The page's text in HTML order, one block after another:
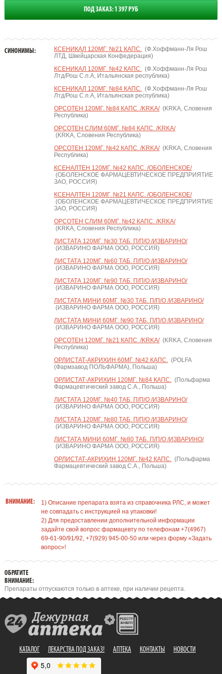
ПОД ЗАКАЗ: 1 397 РУБ
СИНОНИМЫ: КСЕНИКАЛ 120МГ. №21 КАПС.(Ф.Хоффманн-Ля Рош
ЛТД, Швейцарская Конфедерация)
КСЕНИКАЛ 120МГ. №42 КАПС.(Ф.Хоффманн-Ля Рош
Лтд/Рош С.п.А, Итальянская республика)
КСЕНИКАЛ 120МГ. №84 КАПС.(Ф.Хоффманн-Ля Рош
Лтд/Рош С.п.А, Итальянская республика)
ОРСОТЕН 120МГ. №84 КАПС. /KRKA/(KRKA, Словения
Республика)
ОРСОТЕН СЛИМ 60МГ. №84 КАПС. /KRKA/
(KRKA, Словения Республика)
ОРСОТЕН 120МГ. №42 КАПС. /KRKA/(KRKA, Словения
Республика)
КСЕНАЛТЕН 120МГ. №42 КАПС. /ОБОЛЕНСКОЕ/
(ОБОЛЕНСКОЕ ФАРМАЦЕВТИЧЕСКОЕ ПРЕДПРИЯТИЕ
ЗАО, РОССИЯ)
КСЕНАЛТЕН 120МГ. №21 КАПС. /ОБОЛЕНСКОЕ/
(ОБОЛЕНСКОЕ ФАРМАЦЕВТИЧЕСКОЕ ПРЕДПРИЯТИЕ
ЗАО, РОССИЯ)
ОРСОТЕН СЛИМ 60МГ. №42 КАПС. /KRKA/
(KRKA, Словения Республика)
ЛИСТАТА 120МГ. №30 ТАБ. П/П/О /ИЗВАРИНО/
(ИЗВАРИНО ФАРМА ООО, РОССИЯ)
ЛИСТАТА 120МГ. №60 ТАБ. П/П/О /ИЗВАРИНО/
(ИЗВАРИНО ФАРМА ООО, РОССИЯ)
ЛИСТАТА 120МГ. №90 ТАБ. П/П/О /ИЗВАРИНО/
(ИЗВАРИНО ФАРМА ООО, РОССИЯ)
ЛИСТАТА МИНИ 60МГ. №30 ТАБ. П/П/О /ИЗВАРИНО/
(ИЗВАРИНО ФАРМА ООО, РОССИЯ)
ЛИСТАТА МИНИ 60МГ. №90 ТАБ. П/П/О /ИЗВАРИНО/
(ИЗВАРИНО ФАРМА ООО, РОССИЯ)
ОРСОТЕН 120МГ. №21 КАПС. /KRKA/(KRKA, Словения
Республика)
ОРЛИСТАТ-АКРИХИН 60МГ. №42 КАПС.(POLFA
(Фармзавод ПОЛЬФАРМА), Польша)
ОРЛИСТАТ-АКРИХИН 120МГ. №84 КАПС.(Польфарма
Фармацевтический завод С.А., Польша)
ЛИСТАТА 120МГ. №40 ТАБ. П/П/О /ИЗВАРИНО/
(ИЗВАРИНО ФАРМА ООО, РОССИЯ)
ЛИСТАТА 120МГ. №80 ТАБ. П/П/О /ИЗВАРИНО/
(ИЗВАРИНО ФАРМА ООО, РОССИЯ)
ЛИСТАТА МИНИ 60МГ. №80 ТАБ. П/П/О /ИЗВАРИНО/
(ИЗВАРИНО ФАРМА ООО, РОССИЯ)
ОРЛИСТАТ-АКРИХИН 120МГ. №42 КАПС.(Польфарма
Фармацевтический завод С.А., Польша)
ВНИМАНИЕ:
1) Описание препарата взята из справочника РЛС, и может
не совпадать с инструкцией на упаковки!
2) Для предоставлении дополнительной информации
задайте свой вопрос фармацевту по телефонам +7(4967)
69-61-90/91/92, +7(929) 945-00-50 или через форму «Задать
вопрос»!
ОБРАТИТЕ
ВНИМАНИЕ:
Препараты отпускаются только в аптеке, при наличии рецепта.
КАТАЛОГ ЛЕКАРСТВА ПОД ЗАКАЗ! АПТЕКА КОНТАКТЫ НОВОСТИ